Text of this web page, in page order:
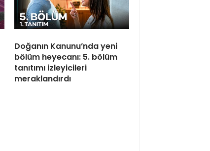
Doğanın Kanunu’nda yeni
bölüm heyecanı: 5. bölüm
tanıtımı izleyicileri
meraklandırdı